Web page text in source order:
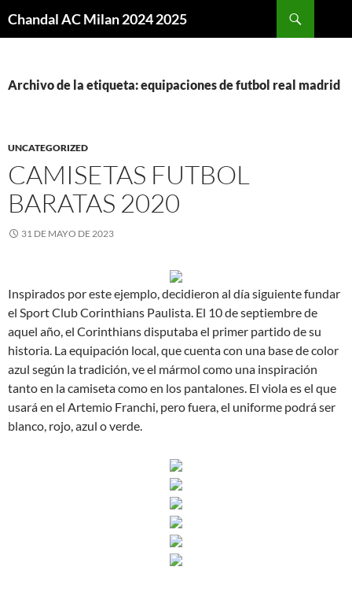
Chandal AC Milan 2024 2025
Archivo de la etiqueta: equipaciones de futbol real madrid
UNCATEGORIZED
CAMISETAS FUTBOL
BARATAS 2020
31 DE MAYO DE 2023
Inspirados por este ejemplo, decidieron al día siguiente fundar
el Sport Club Corinthians Paulista. El 10 de septiembre de
aquel año, el Corinthians disputaba el primer partido de su
historia. La equipación local, que cuenta con una base de color
azul según la tradición, ve el mármol como una inspiración
tanto en la camiseta como en los pantalones. El viola es el que
usará en el Artemio Franchi, pero fuera, el uniforme podrá ser
blanco, rojo, azul o verde.